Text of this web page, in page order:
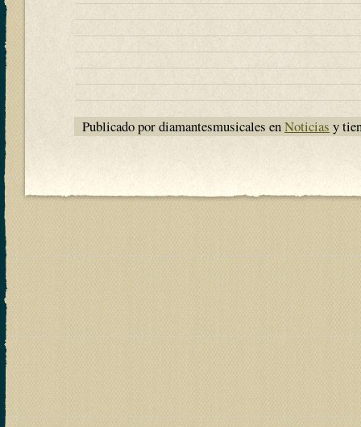
Publicado por diamantesmusicales enNoticias y